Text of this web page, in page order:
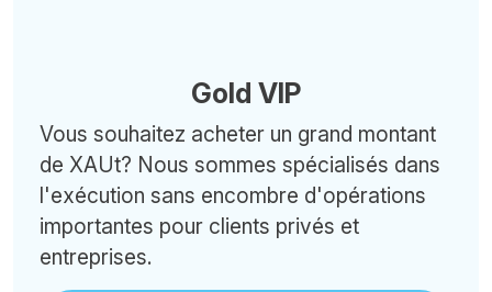
Gold VIP
Vous souhaitez acheter un grand montant
de XAUt? Nous sommes spécialisés dans
l'exécution sans encombre d'opérations
importantes pour clients privés et
entreprises.